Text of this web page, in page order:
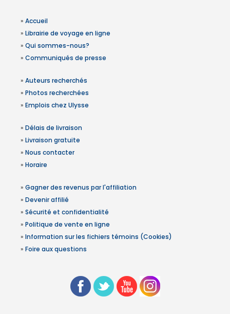
» Accueil
» Librairie de voyage en ligne
» Qui sommes-nous?
» Communiqués de presse
» Auteurs recherchés
» Photos recherchées
» Emplois chez Ulysse
» Délais de livraison
» Livraison gratuite
» Nous contacter
» Horaire
» Gagner des revenus par l'affiliation
» Devenir affilié
» Sécurité et confidentialité
» Politique de vente en ligne
» Information sur les fichiers témoins (Cookies)
» Foire aux questions